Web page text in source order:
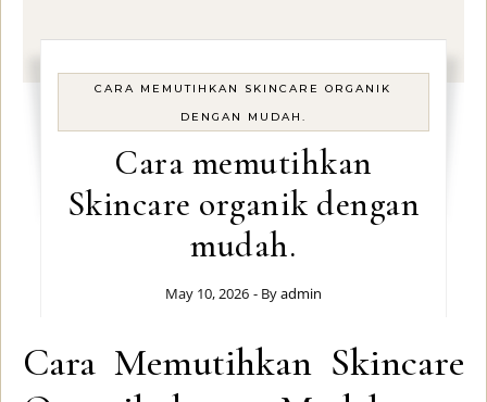
CARA MEMUTIHKAN SKINCARE ORGANIK
DENGAN MUDAH.
Cara memutihkan
Skincare organik dengan
mudah.
May 10, 2026 - Byadmin
Cara Memutihkan Skincare